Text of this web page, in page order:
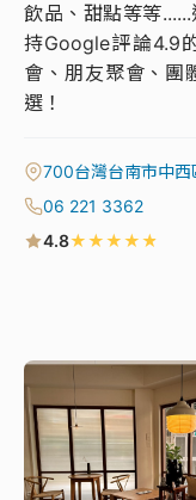
飲品、甜點等等
持Google評論4.9
會、朋友聚會、團
選！
700台灣台南市中西
06 221 3362
4.8★★★★★